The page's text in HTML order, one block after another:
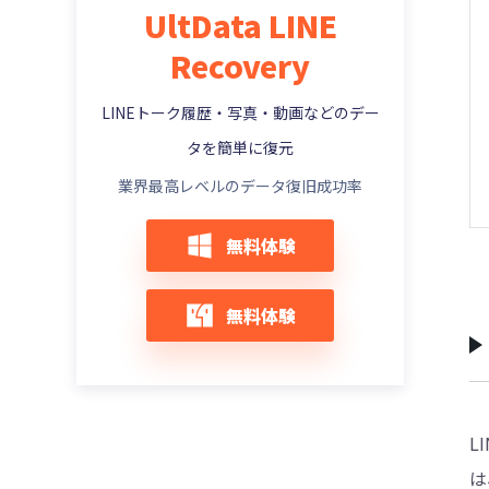
LINEの引き継ぎで以前の端末がない？
LINE電話が鳴らない、不在着信になる？
LINEアルバムのコンテンツ利用同意とは？
UltData LINE
Recovery
LINEトーク履歴・写真・動画などのデー
タを簡単に復元
業界最高レベルのデータ復旧成功率
無料体験
無料体験